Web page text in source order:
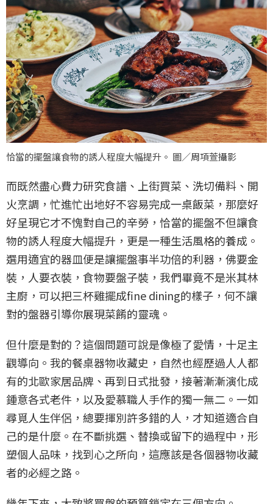
恰當的擺盤讓食物的誘人程度大幅提升。 圖／周項萱攝影
而既然盡心費力研究食譜、上街買菜、洗切備料、開
火烹調，忙進忙出地好不容易完成一桌飯菜，那麼好
好呈現它才不愧對自己的辛勞，恰當的擺盤不但讓食
物的誘人程度大幅提升，更是一種生活風格的養成。
選用適宜的器皿便是讓擺盤事半功倍的利器，佛要金
裝，人要衣裝，食物要盤子裝，我們畢竟不是米其林
主廚，可以把三杯雞擺成fine dining的樣子，何不讓
對的盤器引導你展現菜餚的靈魂。
但什麼是對的？這個問題可說是像極了愛情，十足主
觀導向。我的餐桌器物收藏史，自然也經歷過人人都
有的北歐家居品牌、再到日式批發，接著漸漸演化成
鍾意各式老件，以及愛慕職人手作的獨一無二。一如
尋覓人生伴侶，總要揮別許多錯的人，才知道適合自
己的是什麼。在不斷挑選、替換或留下的過程中，形
塑個人品味，找到心之所向，這應該是各個器物收藏
者的必經之路。